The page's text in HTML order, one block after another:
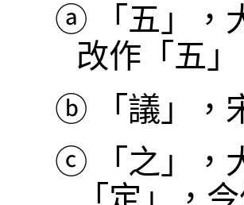
ⓐ
「五」
改作「五」
ⓑ
「議」
ⓒ
「之」